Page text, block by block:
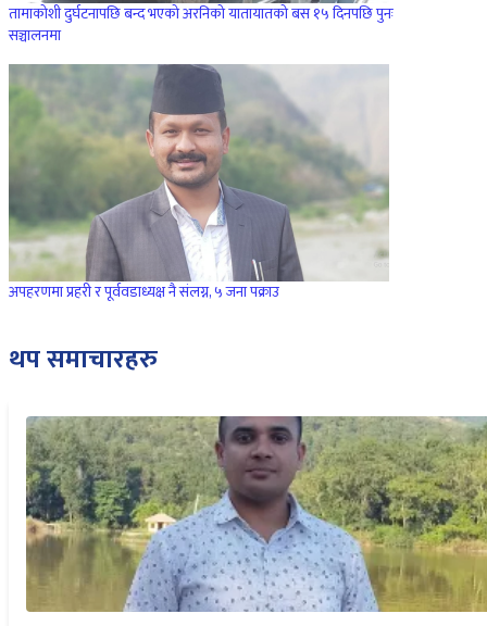
तामाकोशी दुर्घटनापछि बन्द भएको अरनिको यातायातको बस १५ दिनपछि पुनः
सञ्चालनमा
अपहरणमा प्रहरी र पूर्ववडाध्यक्ष नै संलग्न, ५ जना पक्राउ
थप समाचारहरु